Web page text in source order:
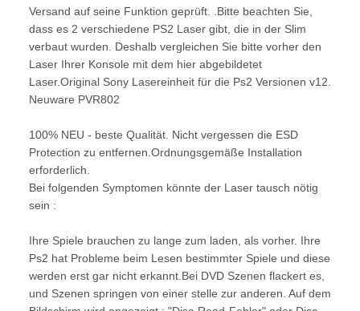
Versand auf seine Funktion geprüft. .Bitte beachten Sie,
dass es 2 verschiedene PS2 Laser gibt, die in der Slim
verbaut wurden. Deshalb vergleichen Sie bitte vorher den
Laser Ihrer Konsole mit dem hier abgebildetet
Laser.Original Sony Lasereinheit für die Ps2 Versionen v12.
Neuware PVR802
100% NEU - beste Qualität. Nicht vergessen die ESD
Protection zu entfernen.Ordnungsgemäße Installation
erforderlich.
Bei folgenden Symptomen könnte der Laser tausch nötig
sein :
Ihre Spiele brauchen zu lange zum laden, als vorher. Ihre
Ps2 hat Probleme beim Lesen bestimmter Spiele und diese
werden erst gar nicht erkannt.Bei DVD Szenen flackert es,
und Szenen springen von einer stelle zur anderen. Auf dem